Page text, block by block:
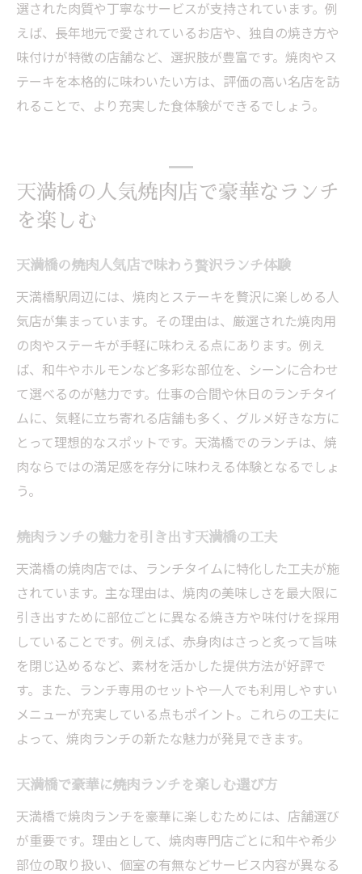
選された肉質や丁寧なサービスが支持されています。例
えば、長年地元で愛されているお店や、独自の焼き方や
味付けが特徴の店舗など、選択肢が豊富です。焼肉やス
テーキを本格的に味わいたい方は、評価の高い名店を訪
れることで、より充実した食体験ができるでしょう。
天満橋の人気焼肉店で豪華なランチ
を楽しむ
天満橋の焼肉人気店で味わう贅沢ランチ体験
天満橋駅周辺には、焼肉とステーキを贅沢に楽しめる人
気店が集まっています。その理由は、厳選された焼肉用
の肉やステーキが手軽に味わえる点にあります。例え
ば、和牛やホルモンなど多彩な部位を、シーンに合わせ
て選べるのが魅力です。仕事の合間や休日のランチタイ
ムに、気軽に立ち寄れる店舗も多く、グルメ好きな方に
とって理想的なスポットです。天満橋でのランチは、焼
肉ならではの満足感を存分に味わえる体験となるでしょ
う。
焼肉ランチの魅力を引き出す天満橋の工夫
天満橋の焼肉店では、ランチタイムに特化した工夫が施
されています。主な理由は、焼肉の美味しさを最大限に
引き出すために部位ごとに異なる焼き方や味付けを採用
していることです。例えば、赤身肉はさっと炙って旨味
を閉じ込めるなど、素材を活かした提供方法が好評で
す。また、ランチ専用のセットや一人でも利用しやすい
メニューが充実している点もポイント。これらの工夫に
よって、焼肉ランチの新たな魅力が発見できます。
天満橋で豪華に焼肉ランチを楽しむ選び方
天満橋で焼肉ランチを豪華に楽しむためには、店舗選び
が重要です。理由として、焼肉専門店ごとに和牛や希少
部位の取り扱い、個室の有無などサービス内容が異なる